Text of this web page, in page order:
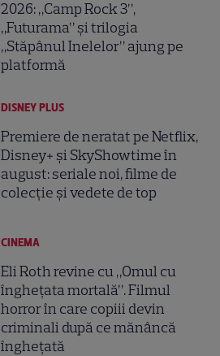
2026: „Camp Rock 3”,
„Futurama” și trilogia
„Stăpânul Inelelor” ajung pe
platformă
DISNEY PLUS
Premiere de neratat pe Netflix,
Disney+ și SkyShowtime în
august: seriale noi, filme de
colecție și vedete de top
CINEMA
Eli Roth revine cu „Omul cu
înghețata mortală”. Filmul
horror în care copiii devin
criminali după ce mănâncă
înghețată